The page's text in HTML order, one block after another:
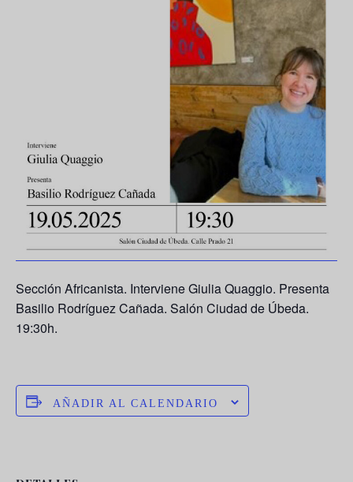
Sección Africanista. IntervieneGiulia Quaggio. Presenta
Basilio Rodríguez Cañada. Salón Ciudad de Úbeda.
19:30h.
AÑADIR AL CALENDARIO